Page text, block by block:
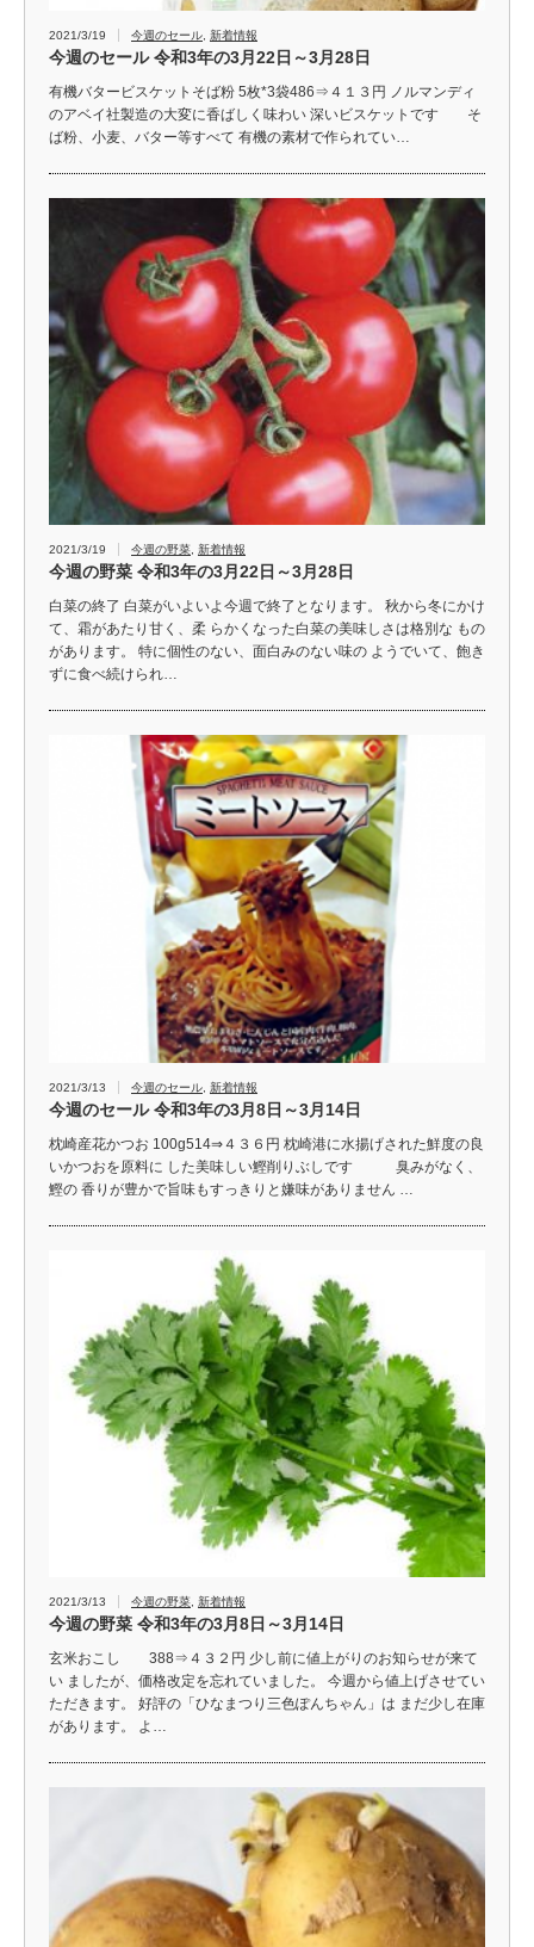
2021/3/19 今週のセール 新着情報
今週のセール 令和3年の3月22日～3月28日
有機バタービスケットそば粉 5枚*3袋486⇒４１３円 ノルマンディ
のアベイ社製造の大変に香ばしく味わい 深いビスケットです そ
ば粉、小麦、バター等すべて 有機の素材で作られてい…
2021/3/19 今週の野菜 新着情報
今週の野菜 令和3年の3月22日～3月28日
白菜の終了 白菜がいよいよ今週で終了となります。 秋から冬にかけ
て、霜があたり甘く、柔 らかくなった白菜の美味しさは格別な もの
があります。 特に個性のない、面白みのない味の ようでいて、飽き
ずに食べ続けられ…
2021/3/13 今週のセール 新着情報
今週のセール 令和3年の3月8日～3月14日
枕崎産花かつお 100g514⇒４３６円 枕崎港に水揚げされた鮮度の良
いかつおを原料に した美味しい鰹削りぶしです 臭みがなく、
鰹の 香りが豊かで旨味もすっきりと嫌味がありません …
2021/3/13 今週の野菜 新着情報
今週の野菜 令和3年の3月8日～3月14日
玄米おこし 388⇒４３２円 少し前に値上がりのお知らせが来て
い ましたが、価格改定を忘れていました。 今週から値上げさせてい
ただきます。 好評の「ひなまつり三色ぽんちゃん」は まだ少し在庫
があります。 よ…